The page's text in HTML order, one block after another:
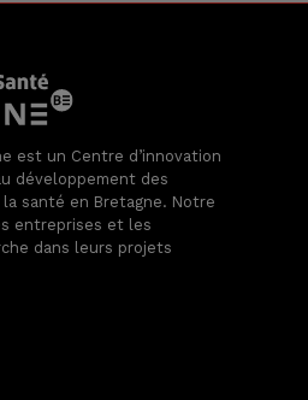
est un Centre d’innovation
développement des
santé en Bretagne. Notre
entreprises et les
dans leurs projets